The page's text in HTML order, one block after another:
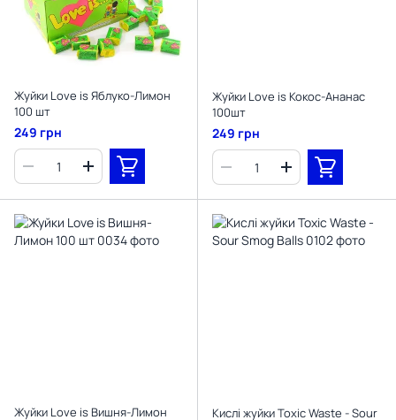
Жуйки Love is Яблуко-Лимон
100 шт
249 грн
Жуйки Love is Кокос-Ананас
100шт
249 грн
Жуйки Love is Вишня-Лимон
Кислі жуйки Toxic Waste - Sour